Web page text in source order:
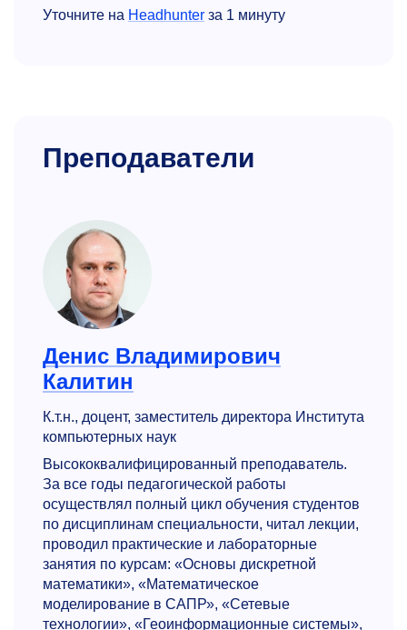
Уточните на Headhunter за 1 минуту
Преподаватели
Денис Владимирович
Калитин
К.т.н., доцент, заместитель директора Института
компьютерных наук
Высококвалифицированный преподаватель.
За все годы педагогической работы
осуществлял полный цикл обучения студентов
по дисциплинам специальности, читал лекции,
проводил практические и лабораторные
занятия по курсам: «Основы дискретной
математики», «Математическое
моделирование в САПР», «Сетевые
технологии», «Геоинформационные системы»,